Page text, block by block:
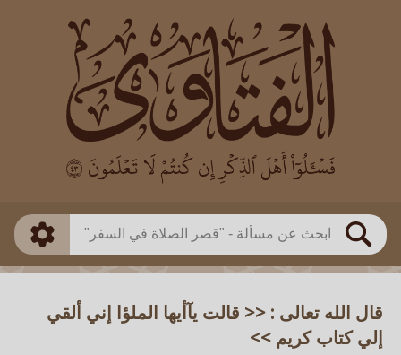
بحث
العالم
بن باز
بن العثيمين
اللجنة الدائمة
طريقة البحث
ذكي
قال الله تعالى : << قالت يآأيها الملؤا إني ألقي
إلي كتاب كريم >>